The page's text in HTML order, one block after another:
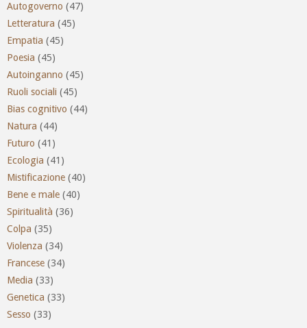
Autogoverno (47)
Letteratura (45)
Empatia (45)
Poesia (45)
Autoinganno (45)
Ruoli sociali (45)
Bias cognitivo (44)
Natura (44)
Futuro (41)
Ecologia (41)
Mistificazione (40)
Bene e male (40)
Spiritualità (36)
Colpa (35)
Violenza (34)
Francese (34)
Media (33)
Genetica (33)
Sesso (33)